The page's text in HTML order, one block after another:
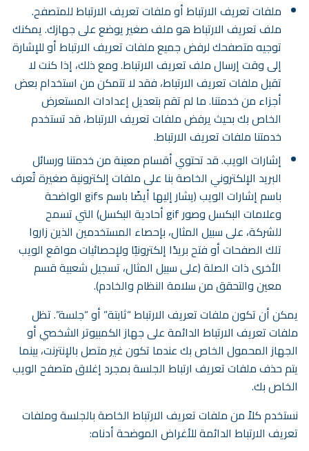
ملفات تعريف الارتباط أو ملفات تعريف الارتباط للمتصفح.
ملف تعريف الارتباط هو ملف صغير يوضع على جهازك. يمكنك
توجيه متصفحك لرفض جميع ملفات تعريف الارتباط أو للإشارة
إلى وقت إرسال ملف تعريف الارتباط. ومع ذلك، إذا كنت لا
تقبل ملفات تعريف الارتباط، فقد لا تتمكن من استخدام بعض
أجزاء من خدمتنا. ما لم تقم بتعديل إعدادات المستعرض
الخاص بك بحيث يرفض ملفات تعريف الارتباط، قد تستخدم
خدمتنا ملفات تعريف الارتباط.
إشارات الويب. قد تحتوي أقسام معينة من خدمتنا ورسائل
البريد الإلكتروني الخاصة بنا على ملفات إلكترونية صغيرة تُعرف
باسم إشارات الويب (يشار إليها أيضًا باسم gifs الواضحة
وعلامات البكسل وصور gif أحادية البكسل) التي تسمح
للشركة، على سبيل المثال، بإحصاء المستخدمين الذين زاروا
تلك الصفحات أو فتح بريدًا إلكترونيًا ولإحصائيات مواقع الويب
الأخرى ذات الصلة (على سبيل المثال، تسجيل شعبية قسم
معين والتحقق من سلامة النظام والخادم).
يمكن أن تكون ملفات تعريف الارتباط “ثابتة” أو “جلسة”. تظل
ملفات تعريف الارتباط الدائمة على جهاز الكمبيوتر الشخصي أو
الجهاز المحمول الخاص بك عندما تكون غير متصل بالإنترنت، بينما
يتم حذف ملفات تعريف ارتباط الجلسة بمجرد إغلاق متصفح الويب
الخاص بك.
نستخدم كلاً من ملفات تعريف الارتباط الخاصة بالجلسة وملفات
تعريف الارتباط الدائمة للأغراض الموضحة أدناه: